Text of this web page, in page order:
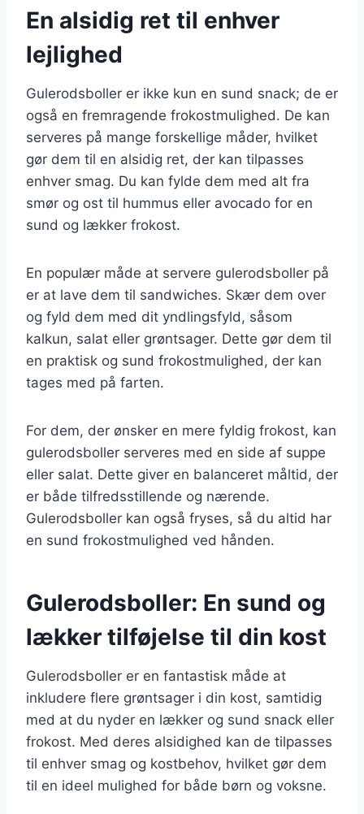
En alsidig ret til enhver
lejlighed
Gulerodsboller er ikke kun en sund snack; de er
også en fremragende frokostmulighed. De kan
serveres på mange forskellige måder, hvilket
gør dem til en alsidig ret, der kan tilpasses
enhver smag. Du kan fylde dem med alt fra
smør og ost til hummus eller avocado for en
sund og lækker frokost.
En populær måde at servere gulerodsboller på
er at lave dem til sandwiches. Skær dem over
og fyld dem med dit yndlingsfyld, såsom
kalkun, salat eller grøntsager. Dette gør dem til
en praktisk og sund frokostmulighed, der kan
tages med på farten.
For dem, der ønsker en mere fyldig frokost, kan
gulerodsboller serveres med en side af suppe
eller salat. Dette giver en balanceret måltid, der
er både tilfredsstillende og nærende.
Gulerodsboller kan også fryses, så du altid har
en sund frokostmulighed ved hånden.
Gulerodsboller: En sund og
lækker tilføjelse til din kost
Gulerodsboller er en fantastisk måde at
inkludere flere grøntsager i din kost, samtidig
med at du nyder en lækker og sund snack eller
frokost. Med deres alsidighed kan de tilpasses
til enhver smag og kostbehov, hvilket gør dem
til en ideel mulighed for både børn og voksne.